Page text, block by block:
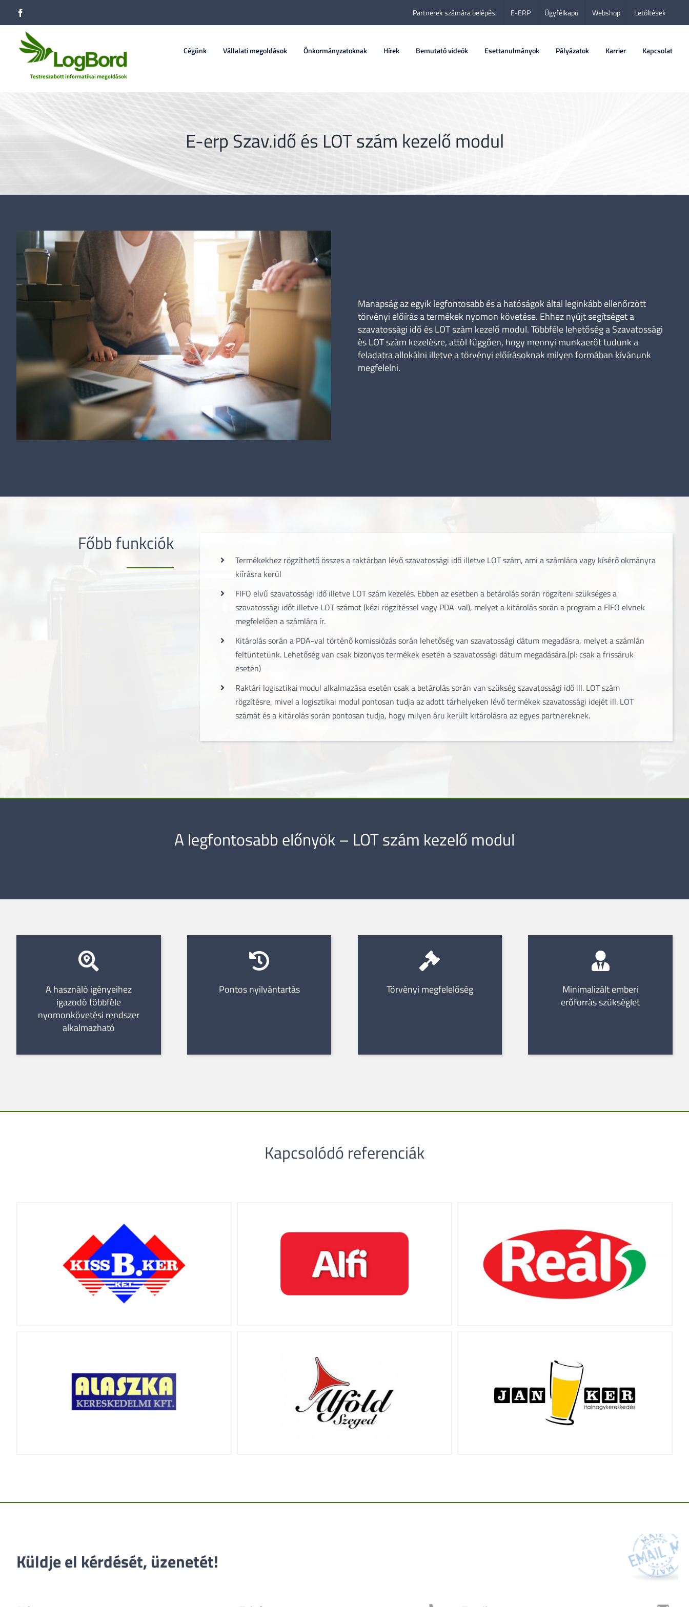
Kihagyás Partnerek számára belépés: E-ERP Ügyfélkapu Webshop Letöltések
Cégünk Vállalati megoldások Önkormányzatoknak Hírek Bemutató videók Esettanulmányok Pályázatok Karrier Kapcsolat
E-erp Szav.idő és LOT szám kezelő modul
Manapság az egyik legfontosabb és a hatóságok által leginkább ellenőrzött
törvényi előírás a termékek nyomon követése. Ehhez nyújt segítséget a
szavatossági idő és LOT szám kezelő modul. Többféle lehetőség a Szavatossági
és LOT szám kezelésre, attól függően, hogy mennyi munkaerőt tudunk a
feladatra allokálni illetve a törvényi előírásoknak milyen formában kívánunk
megfelelni.
Főbb funkciók
Termékekhez rögzíthető összes a raktárban lévő szavatossági idő illetve LOT szám, ami a számlára vagy kísérő okmányra
kiírásra kerül
FIFO elvű szavatossági idő illetve LOT szám kezelés. Ebben az esetben a betárolás során rögzíteni szükséges a
szavatossági időt illetve LOT számot (kézi rögzítéssel vagy PDA-val), melyet a kitárolás során a program a FIFO elvnek
megfelelően a számlára ír.
Kitárolás során a PDA-val történő komissiózás során lehetőség van szavatossági dátum megadásra, melyet a számlán
feltüntetünk. Lehetőség van csak bizonyos termékek esetén a szavatossági dátum megadására.(pl: csak a frissáruk
esetén)
Raktári logisztikai modul alkalmazása esetén csak a betárolás során van szükség szavatossági idő ill. LOT szám
rögzítésre, mivel a logisztikai modul pontosan tudja az adott tárhelyeken lévő termékek szavatossági idejét ill. LOT
számát és a kitárolás során pontosan tudja, hogy milyen áru került kitárolásra az egyes partnereknek.
A legfontosabb előnyök – LOT szám kezelő modul
A használó igényeihez
igazodó többféle
nyomonkövetési rendszer
alkalmazható
Pontos nyilvántartás Törvényi megfelelőség
Minimalizált emberi
erőforrás szükséglet
Kapcsolódó referenciák
Küldje el kérdését, üzenetét!